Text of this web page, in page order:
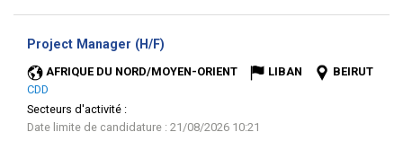
Project Manager (H/F)
AFRIQUE DU NORD/MOYEN-ORIENT LIBAN
BEIRUT
CDD
Secteurs d'activité :
Date limite de candidature : 21/08/2026 10:21